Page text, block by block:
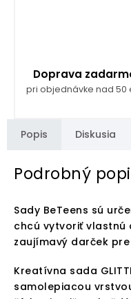
Doprava
pri objednávke nad 50
Popis Diskusia
Podrobný
Sady BeTeens sú
chcú vytvoriť vlastnú
zaujímavý darček
Kreatívna sada
samolepiacou